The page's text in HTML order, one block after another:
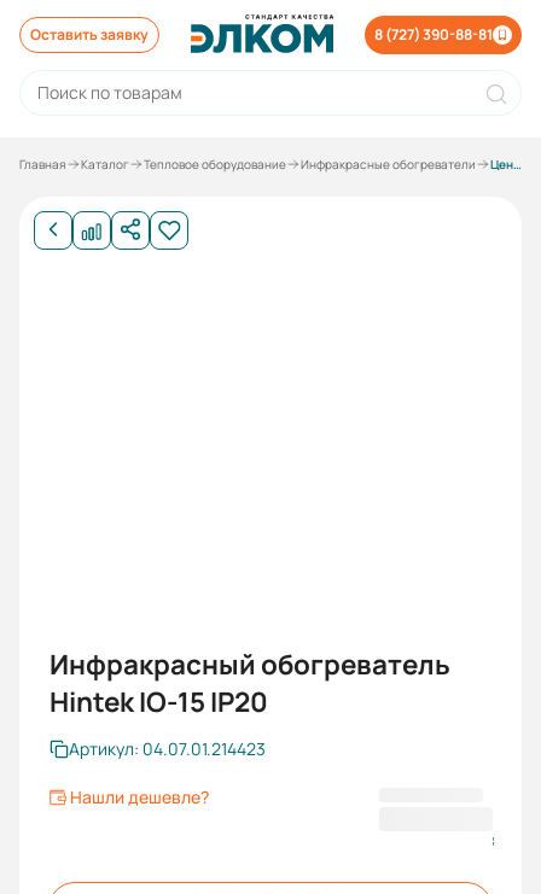
Оставить заявку 8 (727) 390-88-81
Главная Каталог Тепловое оборудование Инфракрасные обогреватели Цены на инфракрасные обогреватели
Инфракрасный обогреватель
Hintek IO-15 IP20
Артикул: 04.07.01.214423
Нашли дешевле?